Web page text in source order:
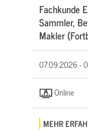
Fachkunde
Sammler,
Makler
07.09.2026 -
Online
MEHR